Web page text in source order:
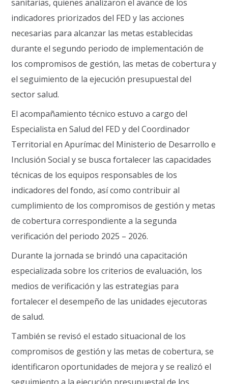
sanitarias, quienes analizaron el avance de los
indicadores priorizados del FED y las acciones
necesarias para alcanzar las metas establecidas
durante el segundo periodo de implementación de
los compromisos de gestión, las metas de cobertura y
el seguimiento de la ejecución presupuestal del
sector salud.
El acompañamiento técnico estuvo a cargo del
Especialista en Salud del FED y del Coordinador
Territorial en Apurímac del Ministerio de Desarrollo e
Inclusión Social y se busca fortalecer las capacidades
técnicas de los equipos responsables de los
indicadores del fondo, así como contribuir al
cumplimiento de los compromisos de gestión y metas
de cobertura correspondiente a la segunda
verificación del periodo 2025 – 2026.
Durante la jornada se brindó una capacitación
especializada sobre los criterios de evaluación, los
medios de verificación y las estrategias para
fortalecer el desempeño de las unidades ejecutoras
de salud.
También se revisó el estado situacional de los
compromisos de gestión y las metas de cobertura, se
identificaron oportunidades de mejora y se realizó el
seguimiento a la ejecución presupuestal de los